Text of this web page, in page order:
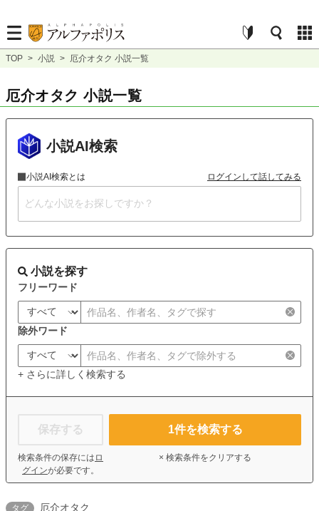
TOP > 小説 > 厄介オタク 小説一覧
厄介オタク 小説一覧
小説AI検索
小説AI検索とは ログインして話してみる
小説を探す
フリーワード
除外ワード
+ さらに詳しく検索する
保存する
検索条件の保存には ロ
グインが必要です。
1件を検索する
× 検索条件をクリアする
タグ 厄介オタク